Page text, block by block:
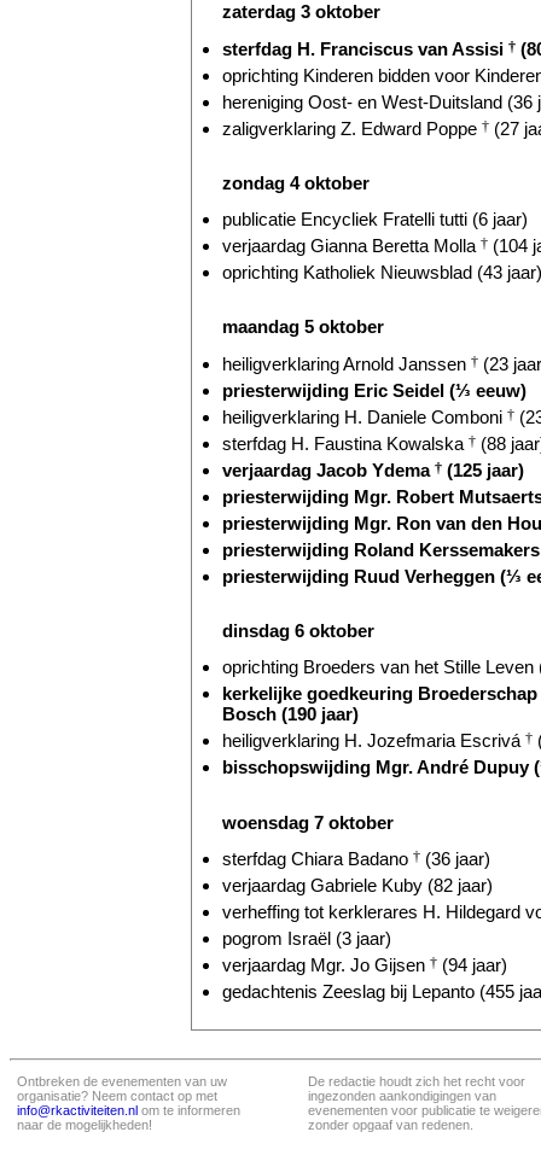
zaterdag 3 oktober
sterfdag H. Franciscus van Assisi †
oprichting Kinderen bidden voor
hereniging Oost- en West-Duitsland (36
zaligverklaring Z. Edward Poppe † (27
zondag 4 oktober
publicatie Encycliek Fratelli tutti (6 jaar)
verjaardag Gianna Beretta Molla † (104
oprichting Katholiek Nieuwsblad (43 jaar)
maandag 5 oktober
heiligverklaring Arnold Janssen † (23
priesterwijding Eric Seidel (⅓ eeuw)
heiligverklaring H. Daniele Comboni †
sterfdag H. Faustina Kowalska † (88
verjaardag Jacob Ydema † (125 jaar)
priesterwijding Mgr. Robert
priesterwijding Mgr. Ron van den
priesterwijding Roland
priesterwijding Ruud Verheggen (⅓
dinsdag 6 oktober
oprichting Broeders van het Stille Leven
kerkelijke goedkeuring
Bosch (190 jaar)
heiligverklaring H. Jozefmaria Escrivá †
bisschopswijding Mgr. André Dupuy
woensdag 7 oktober
sterfdag Chiara Badano † (36 jaar)
verjaardag Gabriele Kuby (82 jaar)
verheffing tot kerklerares H. Hildegard
pogrom Israël (3 jaar)
verjaardag Mgr. Jo Gijsen † (94 jaar)
gedachtenis Zeeslag bij Lepanto (455
Ontbreken de evenementen van uw
organisatie? Neem contact op met
info@rkactiviteiten.nl om te informeren
naar de mogelijkheden!
De redactie houdt zich het recht voor
ingezonden aankondigingen van
evenementen voor publicatie te
zonder opgaaf van redenen.